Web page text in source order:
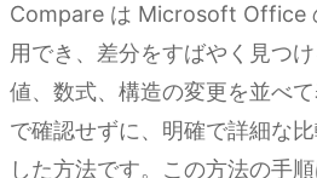
Compare は Microsoft Office
用でき、差分をすばやく見つけ
値、数式、構造の変更を並べ
で確認せずに、明確で詳細な
した方法です。この方法の手